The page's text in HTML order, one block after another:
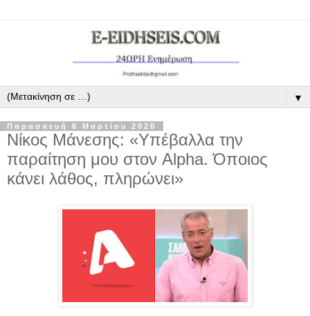
▼
Παρασκευή 6 Μαρτίου 2020
Νίκος Μάνεσης: «Υπέβαλλα την
παραίτηση μου στον Alpha. Όποιος
κάνει λάθος, πληρώνει»